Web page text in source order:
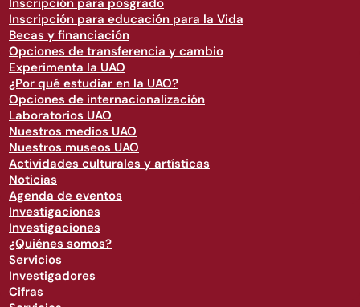
Inscripción para posgrado
Inscripción para educación para la Vida
Becas y financiación
Opciones de transferencia y cambio
Experimenta la UAO
¿Por qué estudiar en la UAO?
Opciones de internacionalización
Laboratorios UAO
Nuestros medios UAO
Nuestros museos UAO
Actividades culturales y artísticas
Noticias
Agenda de eventos
Investigaciones
Investigaciones
¿Quiénes somos?
Servicios
Investigadores
Cifras